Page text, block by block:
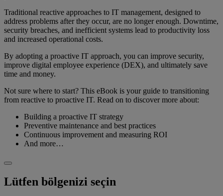
Traditional reactive approaches to IT management, designed to
address problems after they occur, are no longer enough. Downtime,
security breaches, and inefficient systems lead to productivity loss
and increased operational costs.
By adopting a proactive IT approach, you can improve security,
improve digital employee experience (DEX), and ultimately save
time and money.
Not sure where to start? This eBook is your guide to transitioning
from reactive to proactive IT. Read on to discover more about:
Building a proactive IT strategy
Preventive maintenance and best practices
Continuous improvement and measuring ROI
And more…
Lütfen bölgenizi seçin